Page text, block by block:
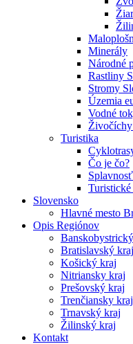
Minerály
Národné
Rastliny
Stromy
Územia
Vodné
Turistika
Čo je čo?
Slovensko
Hlavné mesto
Opis Regiónov
Bratislavský kraj
Košický kraj
Nitriansky kraj
Prešovský kraj
Trenčiansky kraj
Trnavský kraj
Žilinský kraj
Kontakt